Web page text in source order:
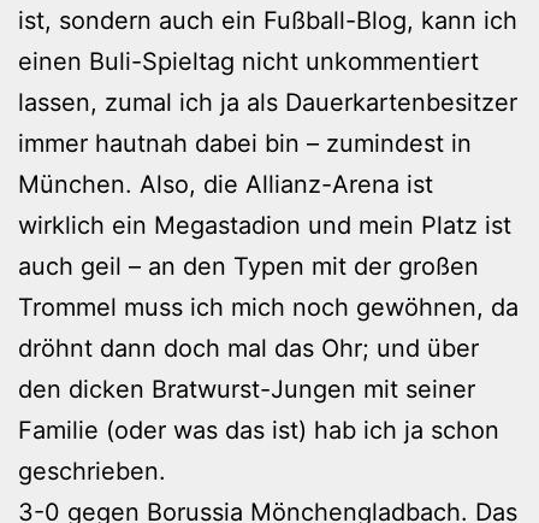
ist, sondern auch ein Fußball-Blog, kann ich
einen Buli-Spieltag nicht unkommentiert
lassen, zumal ich ja als Dauerkartenbesitzer
immer hautnah dabei bin – zumindest in
München. Also, die Allianz-Arena ist
wirklich ein Megastadion und mein Platz ist
auch geil – an den Typen mit der großen
Trommel muss ich mich noch gewöhnen, da
dröhnt dann doch mal das Ohr; und über
den dicken Bratwurst-Jungen mit seiner
Familie (oder was das ist) hab ich ja schon
geschrieben.
3-0 gegen Borussia Mönchengladbach. Das